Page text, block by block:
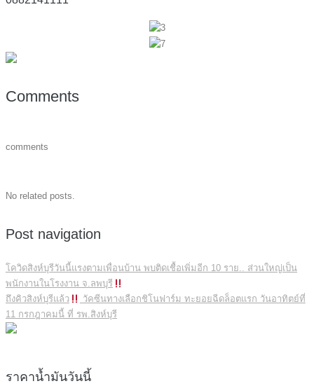
Comments
comments
No related posts.
Post navigation
โควิดสิงห์บุรีวันนี้แรงตามเพื่อนบ้าน พบติดเชื้อเพิ่มอีก 10 ราย.. ส่วนใหญ่เป็น
พนักงานในโรงงาน จ.ลพบุรี
ถึงคิวสิงห์บุรีแล้ว
วัคซีนทางเลือกชิโนฟาร์ม ทะยอยฉีดล็อตแรก วันอาทิตย์ที่
11 กรกฎาคมนี้ ที่ รพ.สิงห์บุรี
ราคาน้ำมันวันนี้